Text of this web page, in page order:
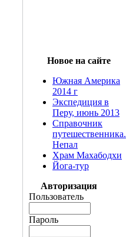
Новое на сайте
Южная Америка
2014 г
Экспедиция в
Перу, июнь 2013
Справочник
путешественника.
Непал
Храм Махабодхи
Йога-тур
Авторизация
Пользователь
Пароль